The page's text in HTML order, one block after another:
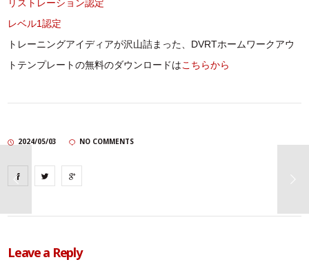
リストレーション認定
レベル1認定
トレーニングアイディアが沢山詰まった、DVRTホームワークアウ
トテンプレートの無料のダウンロードはこちらから
2024/05/03 NO COMMENTS
Leave a Reply